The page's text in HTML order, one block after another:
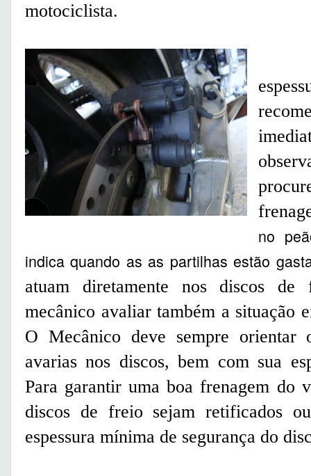
motociclista.
no
indica quando as as partilhas estão
atuam diretamente nos discos
mecânico avaliar também a situação
O Mecânico deve sempre orientar
avarias nos discos, bem com sua
Para garantir uma boa frenagem do
discos de freio sejam retificados
espessura mínima de segurança